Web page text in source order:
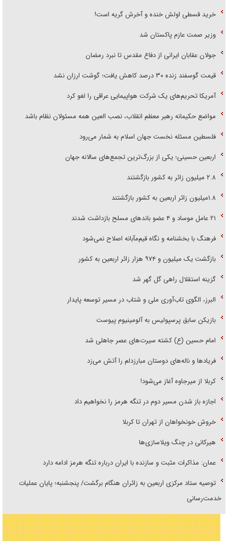
خرید قسطی اولش خنده و آخرش گریه است!
وزیر صمت عازم پاکستان شد
جولان عقابان ایرانی از دفاع مقدس تا نبرد رمضان
قیمت گوسفند زنده ۳۰ درصد کاهش یافت؛ گوشت ارزان نشد
آمریکا تحریم‌های یک شرکت هواپیمایی عراقی را لغو کرد
مواضع حکیمانه رهبر معظم انقلاب، نصب العین همه مسئولان نظام باشد
فلسطین مسئله نخست جهان اسلام به شمار می‌رود
اربعین حسینی؛ یکی از بزرگ‌ترین تجمع‌های سالانه جهان
۲.۸ میلیون زائر به کشور بازگشتند
۱.۸میلیون زائر اربعین به کشور بازگشتند
۲۱ عامل موساد و ۴ عضو باند‌های مسلح بازداشت شدند
فرهنگ با بخشنامه و نگاه قیم‌مآبانه اصلاح نمی‌شود
بازگشت یک میلیون و ۹۷۴ هزار زائر اربعین به کشور
گزینه استقلال راهی گل گهر شد
البرز، الگوی تاب‌آوری ملی و شتاب در مسیر توسعه پایدار
بازیکن سابق پرسپولیس به آلومینیوم پیوست
امام حسین (ع) کشته سیرت‌های عصر جاهلی شد
فریاد‌ها و ناله‌های دوستان مبارزدلم را آتش می‌زد
کربلا از میرجاوه آغاز می‌شود!
اجازه باز شدن مسیر دوم در تنگه هرمز را نخواهیم داد
خروش خونخواهان از تهران تا کربلا
هیرکانی در چنگ ویلاسازی‌ها
عمان: مذاکرات مثبت و سازنده با ایران درباره تنگه هرمز ادامه دارد
توصیه ستاد مرکزی اربعین به زائران هنگام برگشت/ پنجشنبه؛ پایان عملیات
خدمت‌رسانی